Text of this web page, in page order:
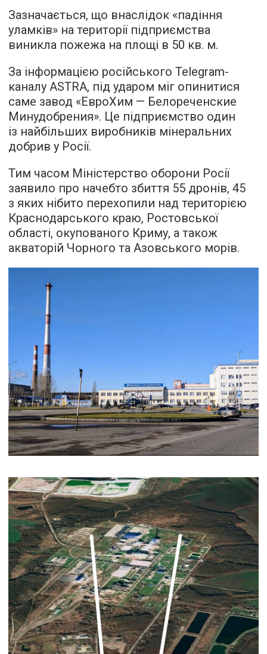
Зазначається, що внаслідок «падіння
уламків» на території підприємства
виникла пожежа на площі в 50 кв. м.
За інформацією російського Telegram-
каналу ASTRA, під ударом міг опинитися
саме завод «ЕвроХим — Белореченские
Минудобрения». Це підприємство один
із найбільших виробників мінеральних
добрив у Росії.
Тим часом Міністерство оборони Росії
заявило про начебто збиття 55 дронів, 45
з яких нібито перехопили над територією
Краснодарського краю, Ростовської
області, окупованого Криму, а також
акваторій Чорного та Азовського морів.